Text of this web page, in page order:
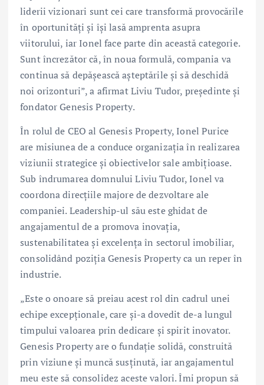
liderii vizionari sunt cei care transformă provocările
în oportunități și își lasă amprenta asupra
viitorului, iar Ionel face parte din această categorie.
Sunt încrezător că, în noua formulă, compania va
continua să depășească așteptările și să deschidă
noi orizonturi”, a afirmat Liviu Tudor, președinte și
fondator Genesis Property.
În rolul de CEO al Genesis Property, Ionel Purice
are misiunea de a conduce organizația în realizarea
viziunii strategice și obiectivelor sale ambițioase.
Sub îndrumarea domnului Liviu Tudor, Ionel va
coordona direcțiile majore de dezvoltare ale
companiei. Leadership-ul său este ghidat de
angajamentul de a promova inovația,
sustenabilitatea și excelența în sectorul imobiliar,
consolidând poziția Genesis Property ca un reper în
industrie.
„Este o onoare să preiau acest rol din cadrul unei
echipe excepționale, care și-a dovedit de-a lungul
timpului valoarea prin dedicare și spirit inovator.
Genesis Property are o fundație solidă, construită
prin viziune și muncă susținută, iar angajamentul
meu este să consolidez aceste valori. Îmi propun să